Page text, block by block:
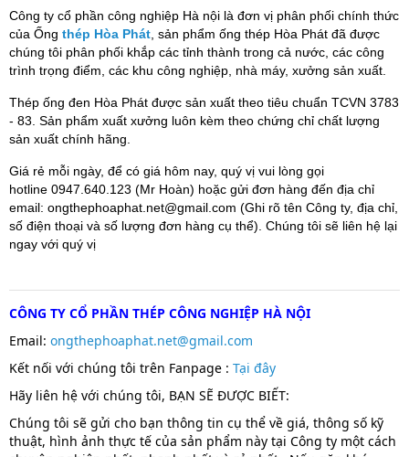
Công ty cổ phần công nghiệp Hà nội là đơn vị phân phối chính thức
của Ống thép Hòa Phát , sản phẩm ống thép Hòa Phát đã được
chúng tôi phân phối khắp các tỉnh thành trong cả nước, các công
trình trọng điểm, các khu công nghiệp, nhà máy, xưởng sản xuất.
Thép ống đen Hòa Phát được sản xuất theo tiêu chuẩn TCVN 3783
- 83. Sản phẩm xuất xưởng luôn kèm theo chứng chỉ chất lượng
sản xuất chính hãng.
Giá rẻ mỗi ngày, để có giá hôm nay, quý vị vui lòng gọi
hotline 0947.640.123 (Mr Hoàn) hoặc gửi đơn hàng đến địa chỉ
email: ongthephoaphat.net@gmail.com (Ghi rõ tên Công ty, địa chỉ,
số điện thoại và số lượng đơn hàng cụ thể). Chúng tôi sẽ liên hệ lại
ngay với quý vị
CÔNG TY CỔ PHẦN THÉP CÔNG NGHIỆP HÀ NỘI
Email: ongthephoaphat.net@gmail.com
Kết nối với chúng tôi trên Fanpage : Tại đây
Hãy liên hệ với chúng tôi, BẠN SẼ ĐƯỢC BIẾT:
Chúng tôi sẽ gửi cho bạn thông tin cụ thể về giá, thông số kỹ
thuật, hình ảnh thực tế của sản phẩm này tại Công ty một cách